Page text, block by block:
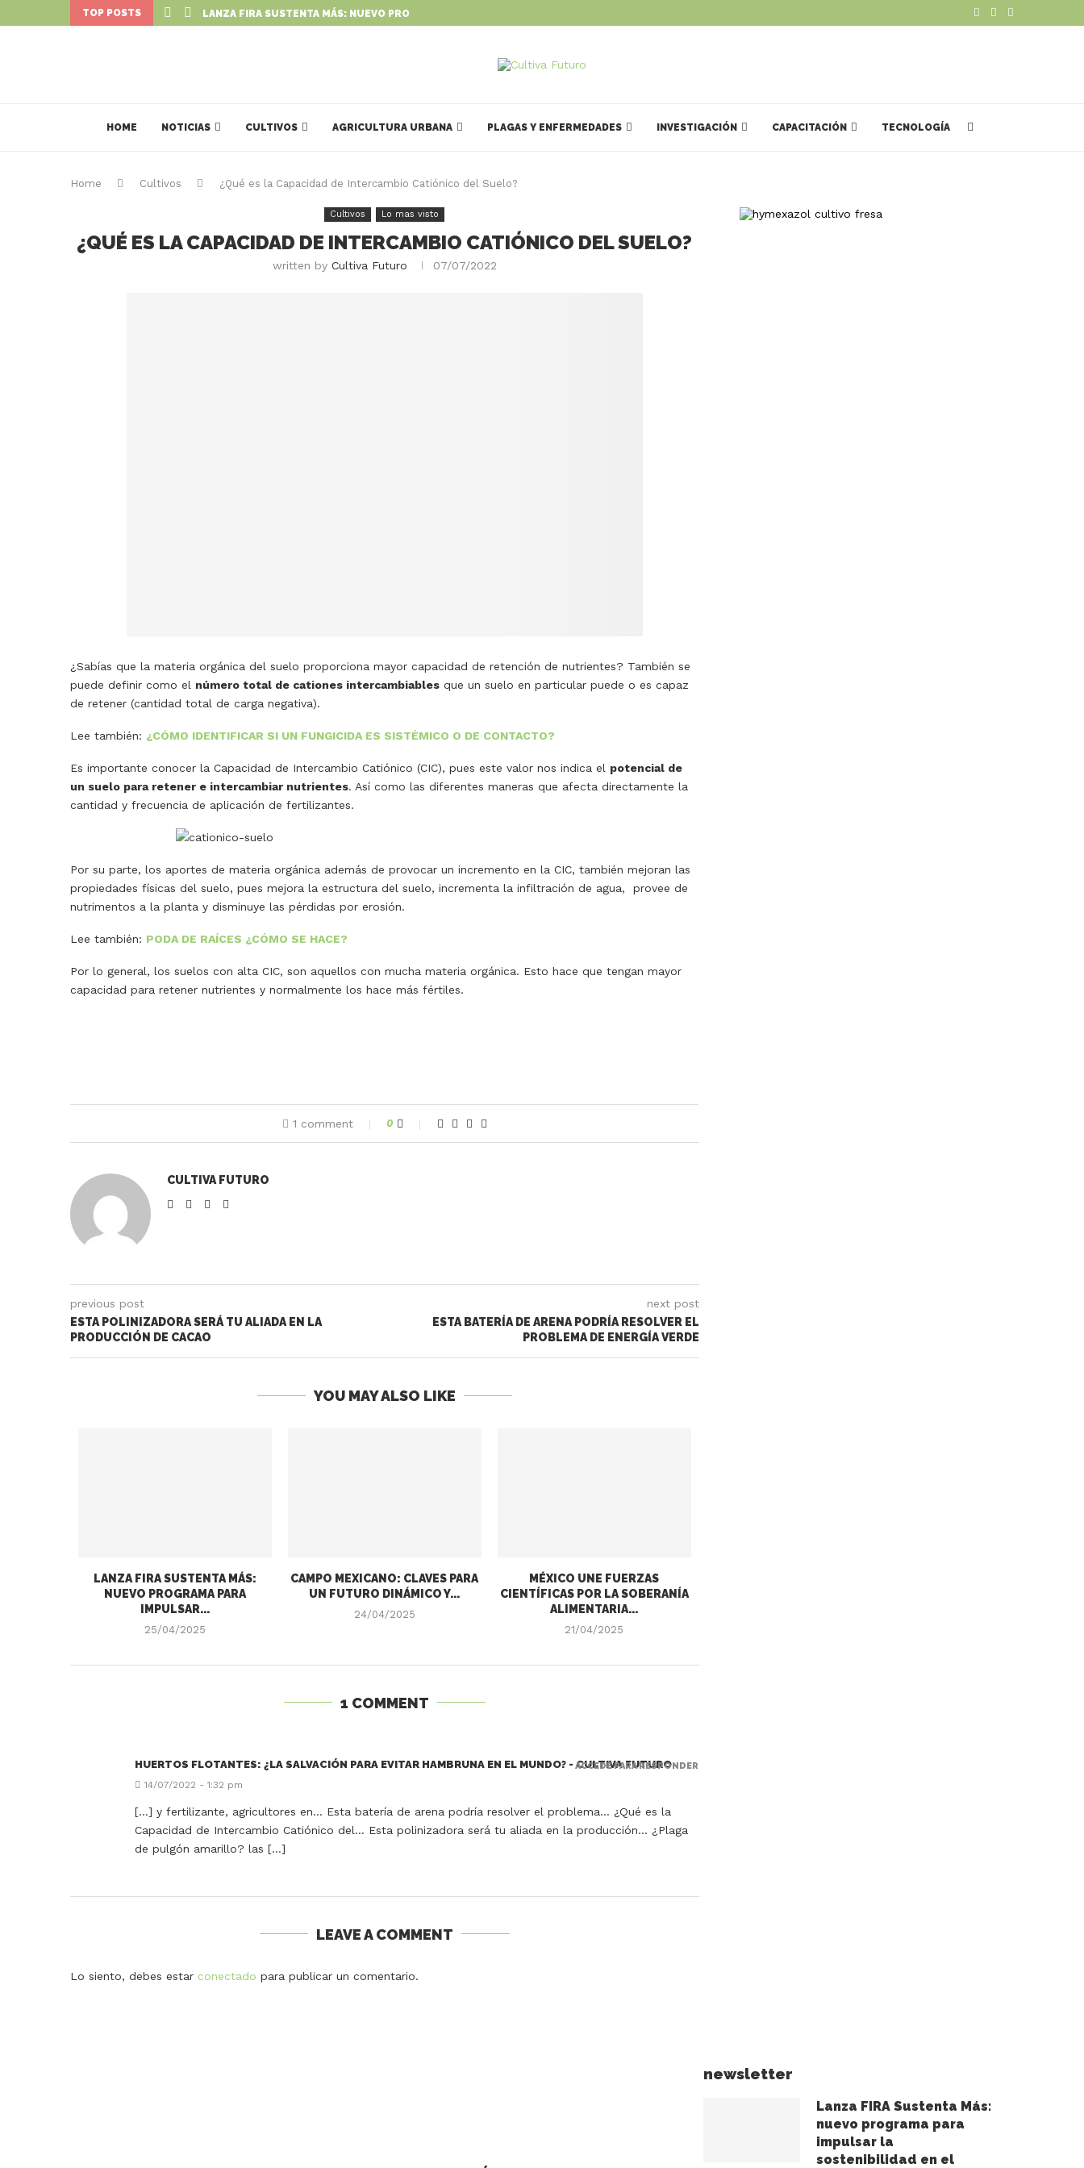
TOP POSTS LANZA FIRA SUSTENTA MÁS: NUEVO PROGRAMA PARA IMPULSAR...
HOME NOTICIAS CULTIVOS AGRICULTURA URBANA PLAGAS Y ENFERMEDADES INVESTIGACIÓN CAPACITACIÓN TECNOLOGÍA
Home Cultivos ¿Qué es la Capacidad de Intercambio Catiónico del Suelo?
Cultivos Lo mas visto
¿QUÉ ES LA CAPACIDAD DE INTERCAMBIO CATIÓNICO DEL SUELO?
written by Cultiva Futuro 07/07/2022
¿Sabías que la materia orgánica del suelo proporciona mayor capacidad de retención de nutrientes? También se
puede definir como el número total de cationes intercambiables que un suelo en particular puede o es capaz
de retener (cantidad total de carga negativa).
Lee también: ¿CÓMO IDENTIFICAR SI UN FUNGICIDA ES SISTÉMICO O DE CONTACTO?
Es importante conocer la Capacidad de Intercambio Catiónico (CIC), pues este valor nos indica el potencial de
un suelo para retener e intercambiar nutrientes. Así como las diferentes maneras que afecta directamente la
cantidad y frecuencia de aplicación de fertilizantes.
Por su parte, los aportes de materia orgánica además de provocar un incremento en la CIC, también mejoran las
propiedades físicas del suelo, pues mejora la estructura del suelo, incrementa la infiltración de agua, provee de
nutrimentos a la planta y disminuye las pérdidas por erosión.
Lee también: PODA DE RAÍCES ¿CÓMO SE HACE?
Por lo general, los suelos con alta CIC, son aquellos con mucha materia orgánica. Esto hace que tengan mayor
capacidad para retener nutrientes y normalmente los hace más fértiles.
1 comment 0
CULTIVA FUTURO
previous post
ESTA POLINIZADORA SERÁ TU ALIADA EN LA
PRODUCCIÓN DE CACAO
next post
ESTA BATERÍA DE ARENA PODRÍA RESOLVER EL
PROBLEMA DE ENERGÍA VERDE
YOU MAY ALSO LIKE
LANZA FIRA SUSTENTA MÁS:
NUEVO PROGRAMA PARA
IMPULSAR...
25/04/2025
CAMPO MEXICANO: CLAVES PARA
UN FUTURO DINÁMICO Y...
24/04/2025
MÉXICO UNE FUERZAS
CIENTÍFICAS POR LA SOBERANÍA
ALIMENTARIA...
21/04/2025
1 COMMENT
HUERTOS FLOTANTES: ¿LA SALVACIÓN PARA EVITAR HAMBRUNA EN EL MUNDO? - CULTIVA FUTURO
14/07/2022 - 1:32 pm
[…] y fertilizante, agricultores en… Esta batería de arena podría resolver el problema… ¿Qué es la
Capacidad de Intercambio Catiónico del… Esta polinizadora será tu aliada en la producción… ¿Plaga
de pulgón amarillo? las […]
ACCEDE PARA RESPONDER
LEAVE A COMMENT
Lo siento, debes estar conectado para publicar un comentario.
newsletter
Lanza FIRA Sustenta Más:
nuevo programa para
impulsar la
sostenibilidad en el